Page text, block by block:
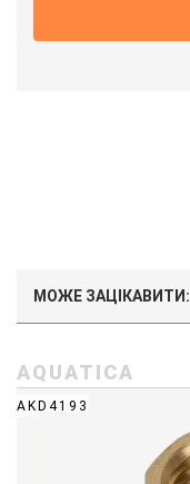
МОЖЕ ЗАЦІКАВИТИ:
AQUATICA
AKD4193